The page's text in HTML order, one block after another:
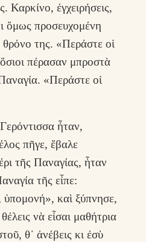
Καρκίνο, ἐγχειρήσεις,
ὅμως προσευχομένη
της. «Περάστε οἱ
πέρασαν μπροστὰ
«Περάστε οἱ
ἦταν,
πῆγε, ἔβαλε
τῆς Παναγίας, ἦταν
τῆς εἶπε:
καὶ ξύπνησε,
νὰ εἶσαι μαθήτρια
θ᾿ ἀνέβεις κι ἐσὺ